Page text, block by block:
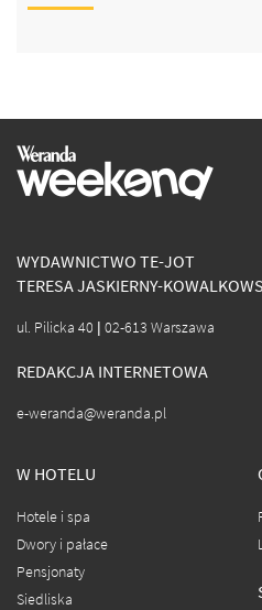
WYDAWNICTWO TE-JOT
TERESA JASKIERNY-
ul. Pilicka 40 | 02-613 Warszawa
REDAKCJA INTERNETOWA
e-weranda@weranda.pl
W HOTELU
Hotele i spa
Dwory i pałace
Pensjonaty
Siedliska